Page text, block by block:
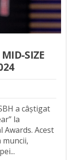
MID-SIZE
a câștigat
la
Awards. Acest